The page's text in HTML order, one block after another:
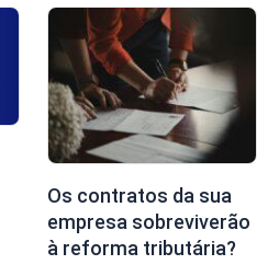
Os contratos da sua
empresa sobreviverão
à reforma tributária?